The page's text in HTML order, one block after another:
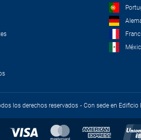
los derechos reservados Con sede en Edificio